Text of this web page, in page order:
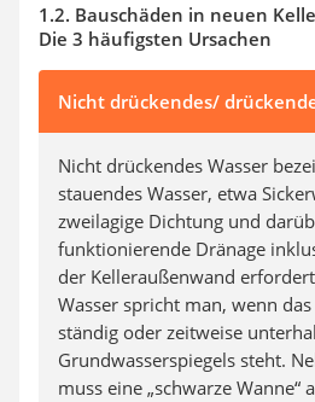
1.2. Bauschäden in neuen
Die 3 häufigsten Ursachen
Nicht drückendes/
Nicht drückendes Wasser
stauendes Wasser, etwa
zweilagige Dichtung und
funktionierende Dränage
der Kelleraußenwand
Wasser spricht man, wenn
ständig oder zeitweise
Grundwasserspiegels steht.
muss eine „schwarze Wanne“